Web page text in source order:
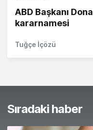
ABD Başkanı
kararnamesi
Tuğçe İçözü
Sıradaki haber